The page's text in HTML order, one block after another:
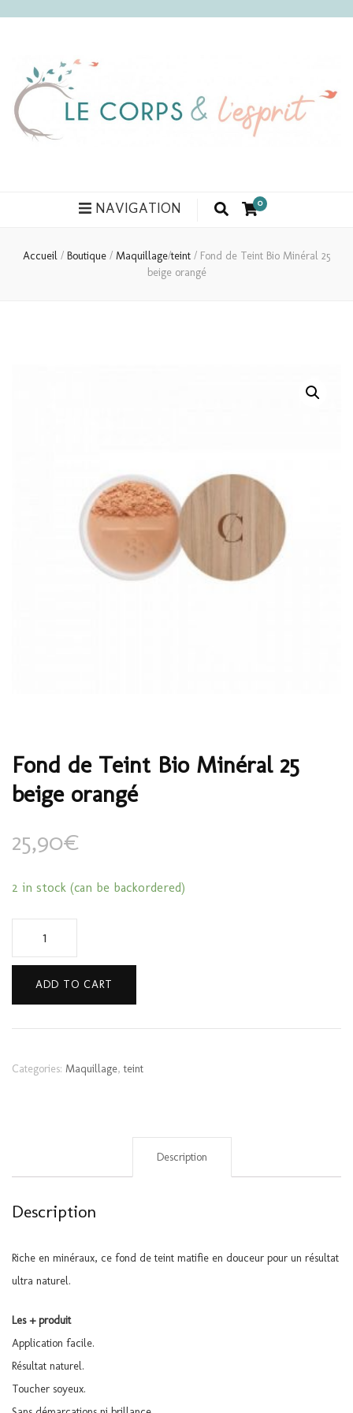
NAVIGATION 0
Accueil / Boutique / Maquillage/teint / Fond de Teint Bio Minéral 25
beige orangé
Fond de Teint Bio Minéral 25
beige orangé
25,90€
2 in stock (can be backordered)
beige
ADD TO CART
Categories: Maquillage,teint
Description
Description
Riche en minéraux, ce fond de teint matifie en douceur pour un résultat
ultra naturel.
Les + produit
Application facile.
Résultat naturel.
Toucher soyeux.